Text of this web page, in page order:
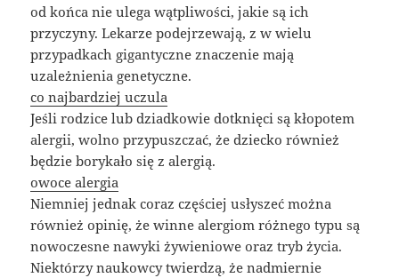
od końca nie ulega wątpliwości, jakie są ich
przyczyny. Lekarze podejrzewają, z w wielu
przypadkach gigantyczne znaczenie mają
uzależnienia genetyczne.
co najbardziej uczula
Jeśli rodzice lub dziadkowie dotknięci są kłopotem
alergii, wolno przypuszczać, że dziecko również
będzie borykało się z alergią.
owoce alergia
Niemniej jednak coraz częściej usłyszeć można
również opinię, że winne alergiom różnego typu są
nowoczesne nawyki żywieniowe oraz tryb życia.
Niektórzy naukowcy twierdzą, że nadmiernie